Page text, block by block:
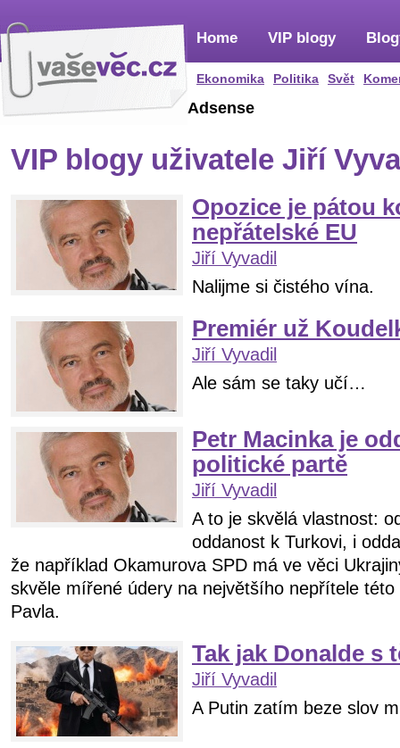
Home
Ekonomika Politika Svět
VIP blogy
Adsense
VIP blogy uživatele Jiří
Opozice je pátou
nepřátelské EU
Jiří Vyvadil
Nalijme si čistého vína.
Premiér už
Jiří Vyvadil
Ale sám se taky učí…
Petr Macinka je
politické partě
Jiří Vyvadil
A to je skvělá vlastnost:
oddanost k Turkovi, i
že například Okamurova SPD má ve věci
skvěle mířené údery na největšího nepřítele
Pavla.
Tak jak Donalde s
Jiří Vyvadil
A Putin zatím beze slov